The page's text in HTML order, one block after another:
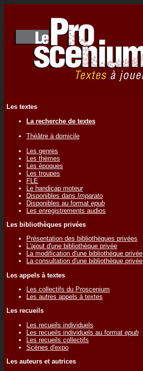
Les textes
La recherche de textes
Théâtre à domicile
Les genres
Les thèmes
Les époques
Les troupes
FLE
Le handicap moteur
Disponibles dans Imparato
Disponibles au format epub
Les enregistrements audios
Les bibliothèques privées
Présentation des bibliothèques privées
L'ajout d'une bibliothèque privée
La modification d'une bibliothèque privée
La consultation d'une bibliothèque privée
Les appels à textes
Les collectifs du Proscenium
Les autres appels à textes
Les recueils
Les recueils individuels
Les recueils individuels au format epub
Les recueils collectifs
Scènes d'expo
Les auteurs et autrices